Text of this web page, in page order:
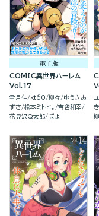
電子版
COMIC異世界ハーレム
Vol.17
雪月佳 kt60 柳々
ゆうきあ
ずさ 松本ミトヒ。
吉舎和幸
花見沢Q太郎 ぽよ